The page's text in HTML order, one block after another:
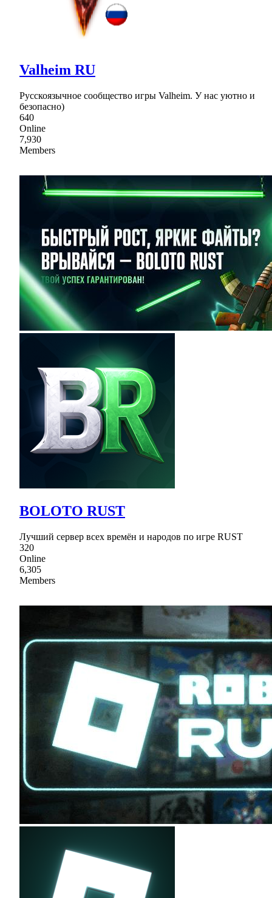
Valheim RU
Русскоязычное сообщество игры Valheim. У нас уютно и
безопасно)
640
Online
7,930
Members
BOLOTO RUST
Лучший сервер всех времён и народов по игре RUST
320
Online
6,305
Members